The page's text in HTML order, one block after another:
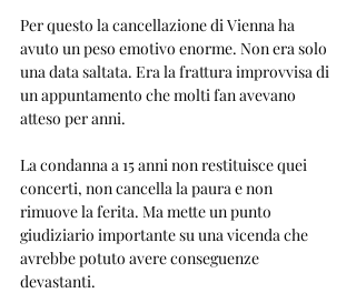
Per questo la cancellazione di Vienna ha
avuto un peso emotivo enorme. Non era solo
una data saltata. Era la frattura improvvisa di
un appuntamento che molti fan avevano
atteso per anni.
La condanna a 15 anni non restituisce quei
concerti, non cancella la paura e non
rimuove la ferita. Ma mette un punto
giudiziario importante su una vicenda che
avrebbe potuto avere conseguenze
devastanti.